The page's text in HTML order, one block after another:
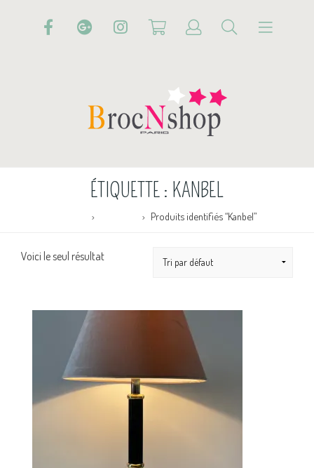
ÉTIQUETTE : KANBEL
Produits identifiés “Kanbel”
Voici le seul résultat